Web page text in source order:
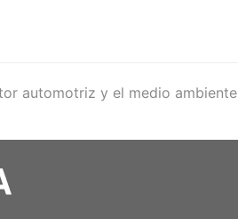
automotriz y el medio ambiente